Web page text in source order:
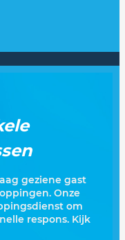
geziene gast
Onze
om
respons. Kijk